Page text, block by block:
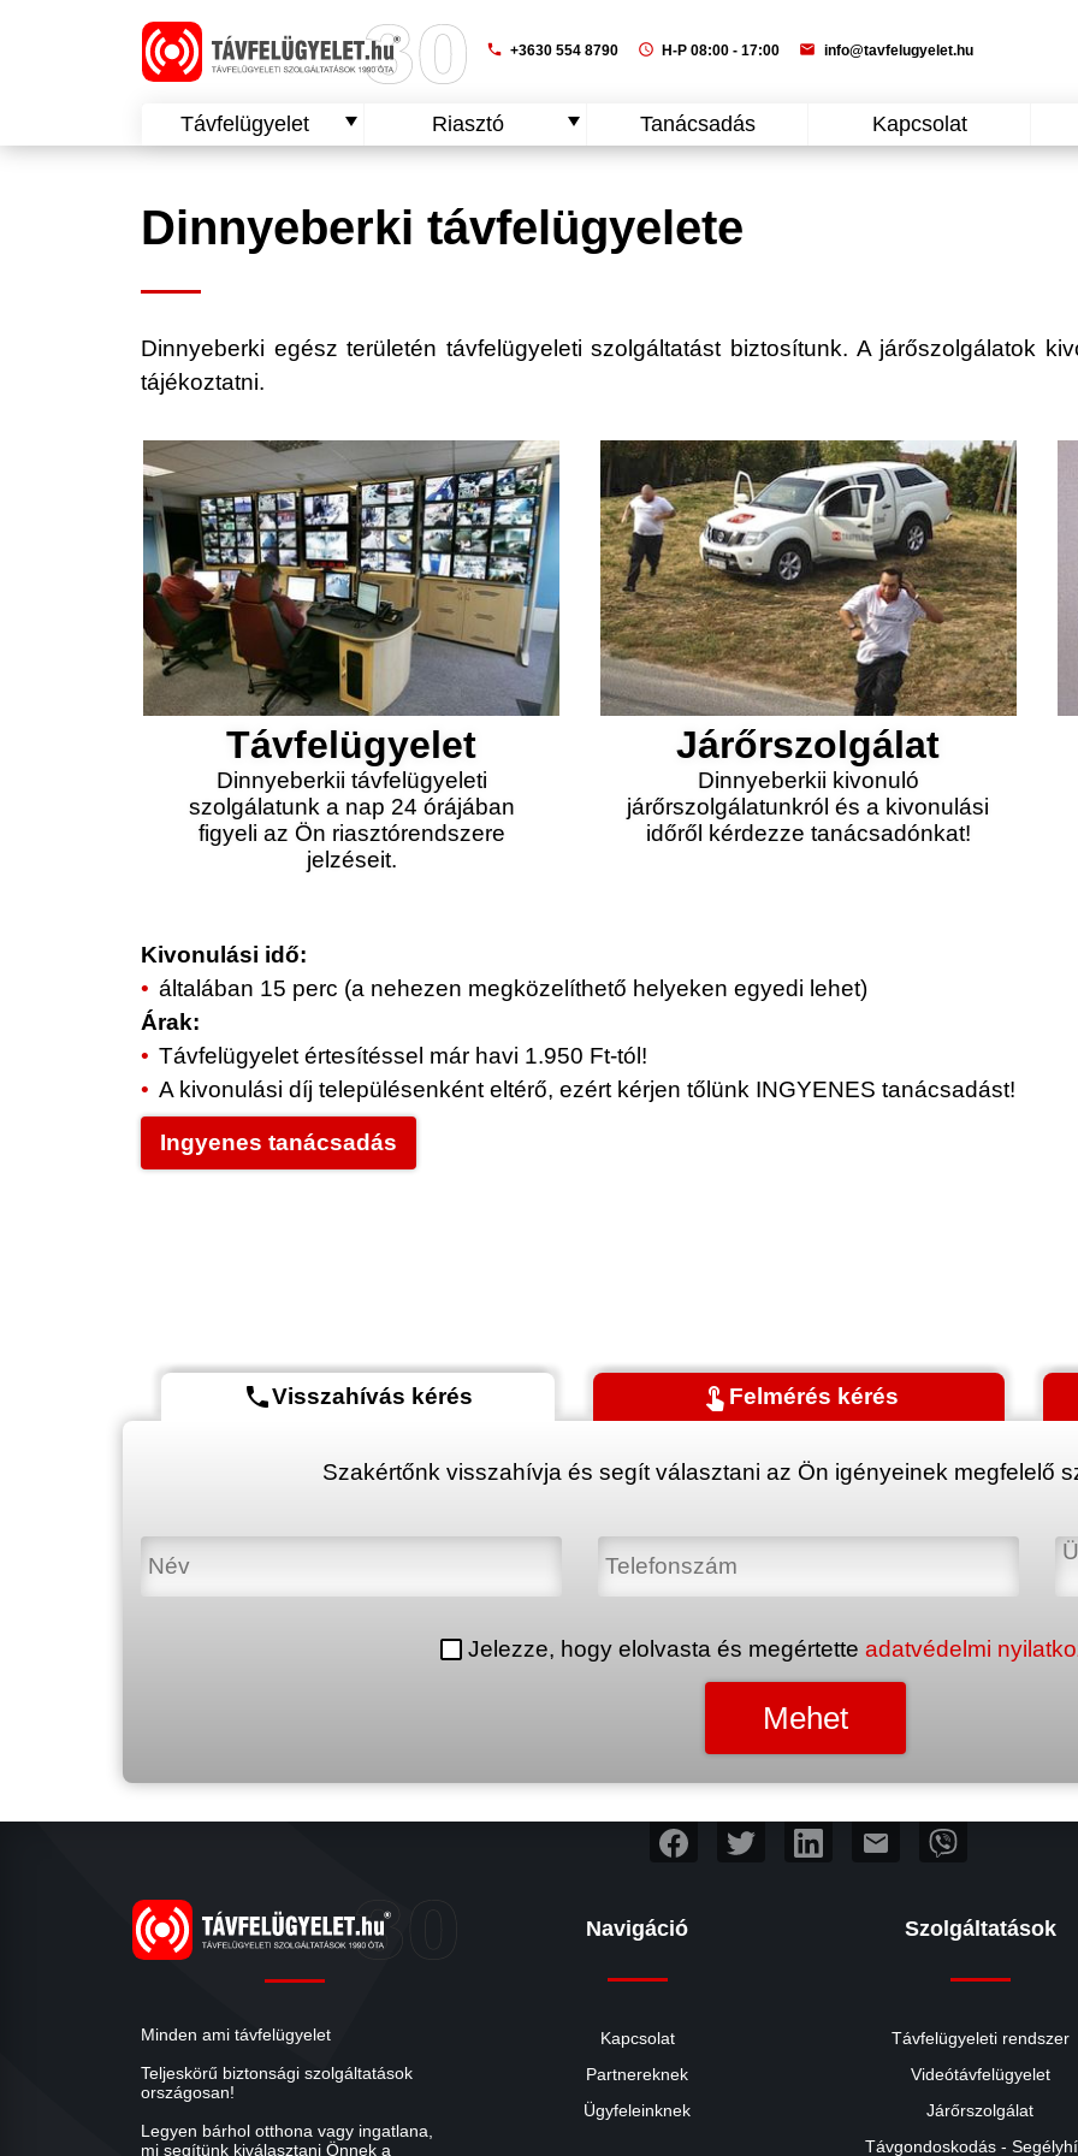
phone +3630 554 8790 schedule H-P 08:00 - 17:00 mail info@tavfelugyelet.hu
Távfelügyelet Riasztó Tanácsadás Kapcsolat
Dinnyeberki távfelügyelete
Dinnyeberki egész területén távfelügyeleti szolgáltatást biztosítunk. A járőszolgálatok
tájékoztatni.
Távfelügyelet
Dinnyeberkii távfelügyeleti
szolgálatunk a nap 24 órájában
figyeli az Ön riasztórendszere
jelzéseit.
Járőrszolgálat
Dinnyeberkii kivonuló
járőrszolgálatunkról és a kivonulási
időről kérdezze tanácsadónkat!
Kivonulási idő:
általában 15 perc (a nehezen megközelíthető helyeken egyedi lehet)
Árak:
Távfelügyelet értesítéssel már havi 1.950 Ft-tól!
A kivonulási díj településenként eltérő, ezért kérjen tőlünk INGYENES tanácsadást!
Ingyenes tanácsadás
phoneVisszahívás kérés touch_app Felmérés kérés
Szakértőnk visszahívja és segít választani az Ön igényeinek megfelelő
Jelezze, hogy elolvasta és megértette adatvédelmi
mail
Minden ami távfelügyelet
Teljeskörű biztonsági szolgáltatások
országosan!
Legyen bárhol otthona vagy ingatlana,
mi segítünk kiválasztani Önnek a
Navigáció
Kapcsolat
Partnereknek
Ügyfeleinknek
Szolgáltatások
Távfelügyeleti rendszer
Videótávfelügyelet
Járőrszolgálat
Távgondoskodás -